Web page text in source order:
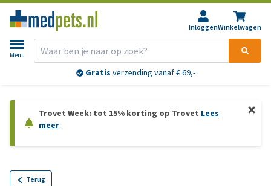
InloggenWinkelwagen
Menu
Gratis verzending vanaf € 69,-
Trovet Week: tot 15% korting op Trovet Lees
meer
Terug